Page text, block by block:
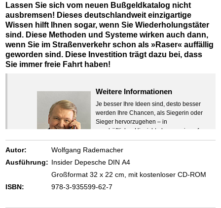
Lassen Sie sich vom neuen Bußgeldkatalog nicht
ausbremsen! Dieses deutschlandweit einzigartige
Wissen hilft Ihnen sogar, wenn Sie Wiederholungstäter
sind. Diese Methoden und Systeme wirken auch dann,
wenn Sie im Straßenverkehr schon als »Raser« auffällig
geworden sind. Diese Investition trägt dazu bei, dass
Sie immer freie Fahrt haben!
Weitere Informationen
Je besser Ihre Ideen sind, desto besser
werden Ihre Chancen, als Siegerin oder
Sieger hervorzugehen – in
geschäftlicher Hinsicht ebenso wie auf
beruflichem oder privatem Gebiet. Denn
eins ist todsicher:
Zeigen Sie mit der Maus hierhin, um
Autor:
Wolfgang Rademacher
Ausführung: Insider Depesche DIN A4
Großformat 32 x 22 cm, mit kostenloser CD-ROM
ISBN:
978-3-935599-62-7